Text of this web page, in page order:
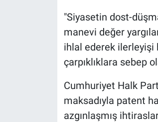
"Siyasetin dost-
manevi değer
ihlal ederek ilerleyişi
çarpıklıklara sebep
Cumhuriyet Halk
maksadıyla patent
azgınlaşmış
Türkiye'nin Geleceği
Yerel Gündem